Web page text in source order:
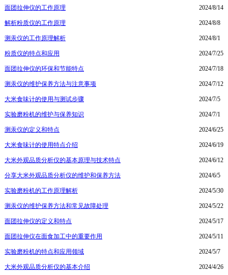
面团拉伸仪的工作原理 2024/8/14
解析粉质仪的工作原理 2024/8/8
测汞仪的工作原理解析 2024/8/1
粉质仪的特点和应用 2024/7/25
面团拉伸仪的环保和节能特点 2024/7/18
测汞仪的维护保养方法与注意事项 2024/7/12
大米食味计的使用与测试步骤 2024/7/5
实验磨粉机的维护与保养知识 2024/7/1
测汞仪的定义和特点 2024/6/25
大米食味计的使用特点介绍 2024/6/19
大米外观品质分析仪的基本原理与技术特点 2024/6/12
分享大米外观品质分析仪的维护和保养方法 2024/6/5
实验磨粉机的工作原理解析 2024/5/30
测汞仪的维护保养方法和常见故障处理 2024/5/22
面团拉伸仪的定义和特点 2024/5/17
面团拉伸仪在面食加工中的重要作用 2024/5/11
实验磨粉机的特点和应用领域 2024/5/7
大米外观品质分析仪的基本介绍 2024/4/26